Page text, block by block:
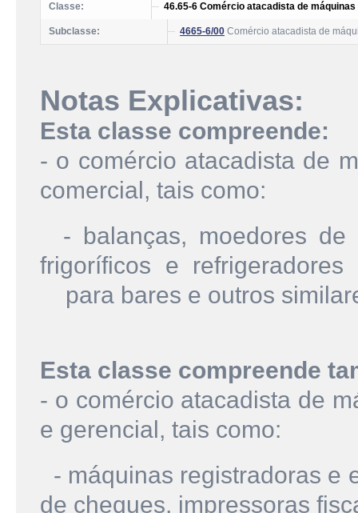
Classe: 46.65-6 Comércio atacadista de
Subclasse: 4665-6/00 Comércio atacadista de
Notas Explicativas:
Esta classe compreende:
- o comércio atacadista de
comercial, tais como:
- balanças, moedores de
frigoríficos e
para bares e outros
Esta classe compreende
- o comércio atacadista de
e gerencial, tais como:
- máquinas registradoras e
de cheques, impressoras